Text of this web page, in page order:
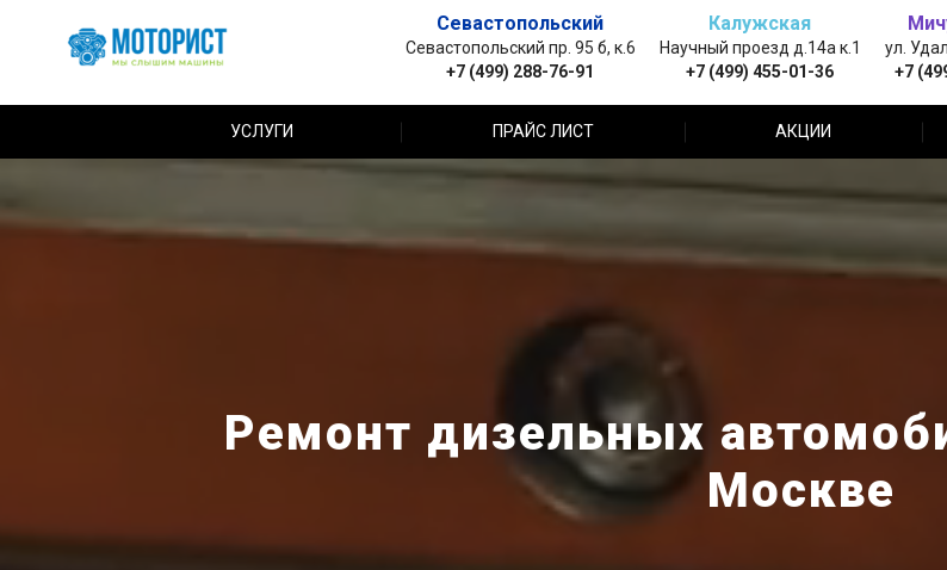
Севастопольский
Севастопольский пр. 95 б, к.6
+7 (499) 288-76-91
Калужская
Научный проезд д.14а к.1
+7 (499) 455-01-36
ул.
+7
УСЛУГИ ПРАЙС ЛИСТ АКЦИИ
Ремонт дизельных
Москве